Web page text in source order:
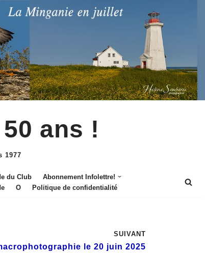
ans !
1977
du Club
Abonnement Infolettre!
O Politique de confidentialité
SUIVANT
le 20 juin 2025